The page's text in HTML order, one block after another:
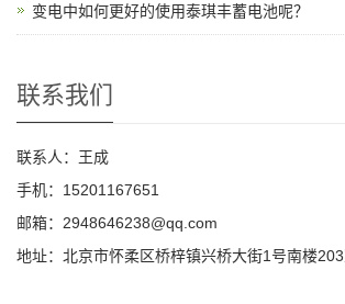
变电中如何更好的使用泰琪丰蓄电池呢？
联系我们
联系人：王成
手机：15201167651
邮箱：2948646238@qq.com
地址：北京市怀柔区桥梓镇兴桥大街1号南楼